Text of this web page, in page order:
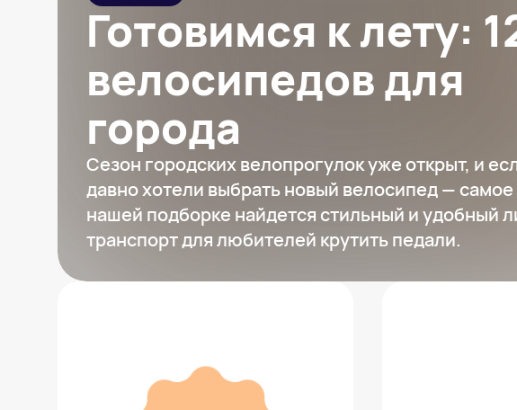
Готовимся к лету:
велосипедов для
города
Сезон городских велопрогулок уже открыт, и
давно хотели выбрать новый велосипед —
нашей подборке найдется стильный и удобный
транспорт для любителей крутить педали.